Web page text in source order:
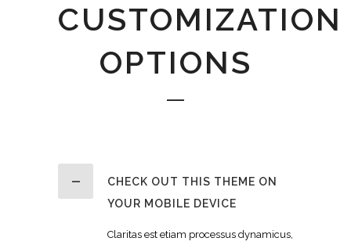
CUSTOMIZATION
OPTIONS
CHECK OUT THIS THEME ON
YOUR MOBILE DEVICE
Claritas est etiam processus dynamicus,